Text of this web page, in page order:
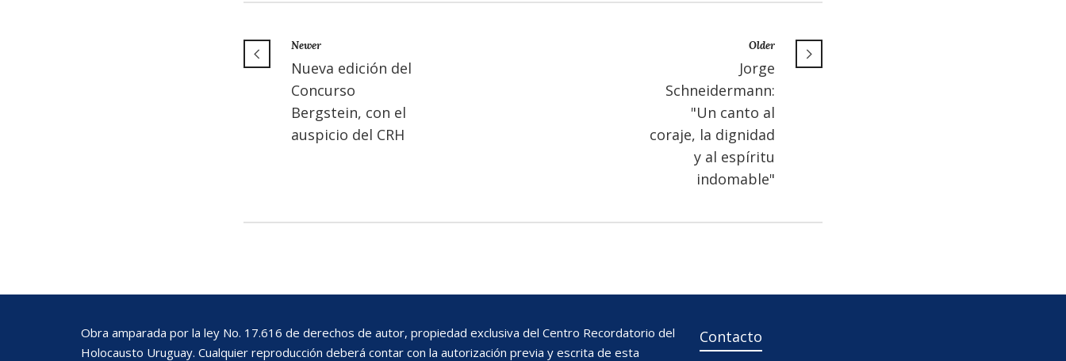
Newer
Nueva edición del
Concurso
Bergstein, con el
auspicio del CRH
Older
Jorge
Schneidermann:
"Un canto al
coraje, la dignidad
y al espíritu
indomable"
Obra amparada por la ley No. 17.616 de derechos de autor, propiedad exclusiva del Centro Recordatorio del
Holocausto Uruguay. Cualquier reproducción deberá contar con la autorización previa y escrita de esta
Contacto